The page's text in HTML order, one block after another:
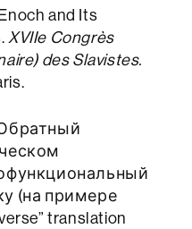
and Its
XVIIe Congrès
des Slavistes.
(на примере
translation